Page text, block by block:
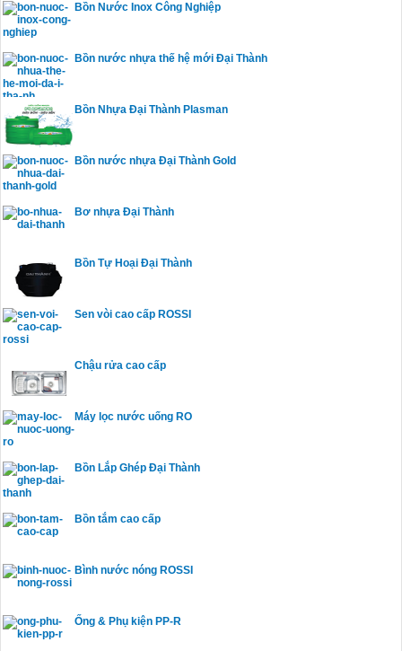
Bồn Nước Inox Công Nghiệp
Bồn nước nhựa thế hệ mới Đại Thành
Bồn Nhựa Đại Thành Plasman
Bồn nước nhựa Đại Thành Gold
Bơ nhựa Đại Thành
Bồn Tự Hoại Đại Thành
Sen vòi cao cấp ROSSI
Chậu rửa cao cấp
Máy lọc nước uống RO
Bồn Lắp Ghép Đại Thành
Bồn tắm cao cấp
Bình nước nóng ROSSI
Ống & Phụ kiện PP-R